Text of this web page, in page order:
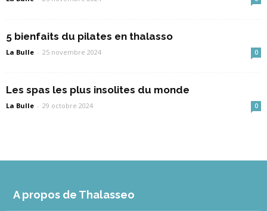
5 bienfaits du pilates en thalasso
La Bulle - 25 novembre 2024 0
Les spas les plus insolites du monde
La Bulle - 29 octobre 2024 0
A propos de Thalasseo